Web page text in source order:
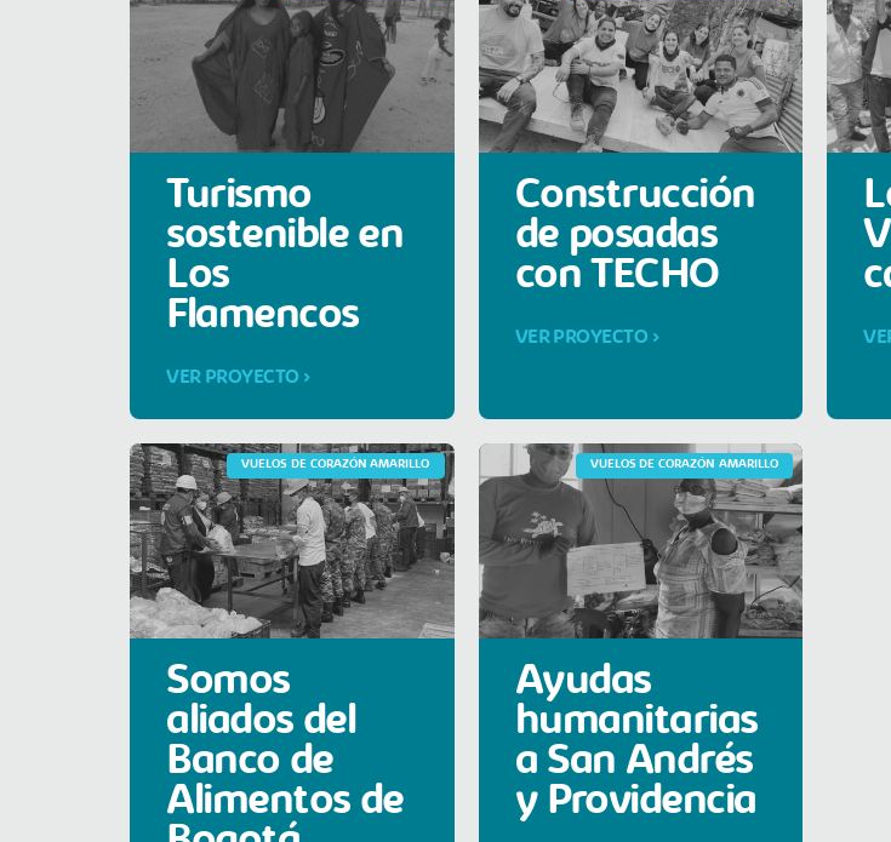
Turismo
sostenible en
Los
Flamencos
VER PROYECTO >
Construcción
de posadas
con TECHO
VER PROYECTO >
VUELOS DE CORAZÓN AMARILLO
Somos
aliados del
Banco de
Alimentos de
VUELOS DE CORAZÓN AMARILLO
Ayudas
humanitarias
a San Andrés
y Providencia